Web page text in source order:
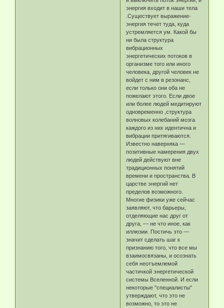
энергия входит в наши тела
.Существует выражение-
энергия течет туда, куда
устремляется ум. Какой бы
ни была структура
вибрационных
энергетических потоков в
организме того или иного
человека, другой человек не
войдет с ним в резонанс,
если только они оба не
пожелают этого. Если двое
или более людей медитируют
одновременно ,структура
волновых колебаний мозга
каждого из них идентична и
вибрации притягиваются.
Известно наверняка —
позитивные намерения двух
людей действуют вне
традиционных понятий
времени и пространства. В
царстве энергий нет
пределов возможного.
Многие физики уже сейчас
заявляют, что барьеры,
отделяющие нас друг от
друга, — не что иное, как
иллюзии. Постичь это —
значит сделать шаг к
признанию того, что все мы
взаимосвязаны, и осознать
себя неотъемлемой
частичкой энергетической
системы Вселенной. И если
некоторые "специалисты"
утверждают, что это не
возможно, то это не